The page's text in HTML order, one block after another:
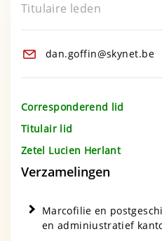
Titulaire leden
dan.goffin@skynet.be
Corresponderend
Titulair
Zetel Lucien
Verzamelingen
Marcofilie en
en adminiustratief